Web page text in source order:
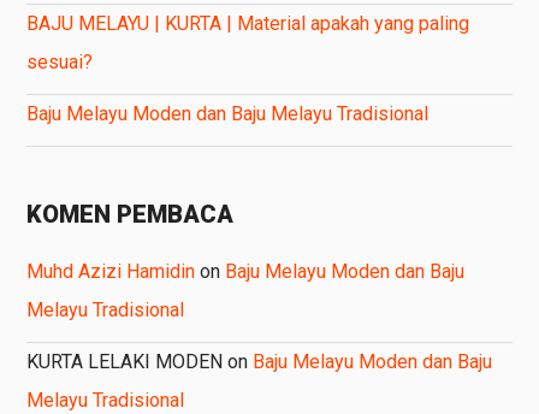
BAJU MELAYU | KURTA | Material apakah yang paling
sesuai?
Baju Melayu Moden dan Baju Melayu Tradisional
KOMEN PEMBACA
Muhd Azizi Hamidin on Baju Melayu Moden dan Baju
Melayu Tradisional
KURTA LELAKI MODEN on Baju Melayu Moden dan Baju
Melayu Tradisional